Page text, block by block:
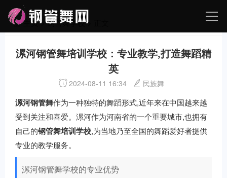
主页>钢管舞学校> 正文
漯河钢管舞培训学校：专业教学,打造舞蹈精
英
2024-08-11 16:34 民族舞
漯河钢管舞作为一种独特的舞蹈形式,近年来在中国越来越
受到关注和喜爱。漯河作为河南省的一个重要城市,也拥有
自己的钢管舞培训学校,为当地乃至全国的舞蹈爱好者提供
专业的教学服务。
漯河钢管舞学校的专业优势